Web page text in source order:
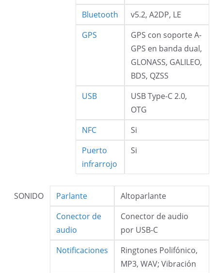
Bluetooth
v5.2, A2DP, LE
GPS
GPS con soporte A-
GPS en banda dual,
GLONASS, GALILEO,
BDS, QZSS
USB
USB Type-C 2.0,
OTG
NFC
Si
Puerto
infrarrojo
Si
SONIDO Parlante
Altoparlante
Conector de
audio
Conector de audio
por USB-C
Notificaciones
Ringtones Polifónico,
MP3, WAV; Vibración